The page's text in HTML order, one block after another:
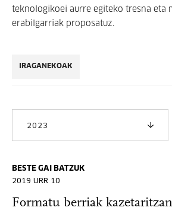
teknologikoei aurre egiteko tresna eta
erabilgarriak proposatuz.
IRAGANEKOAK
2023
BESTE GAI BATZUK
2019 URR 10
Formatu berriak kazetaritzan